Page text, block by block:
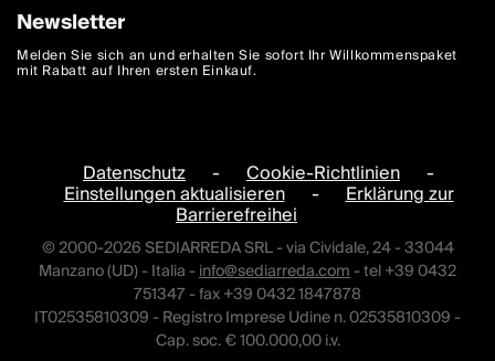
Newsletter
Melden Sie sich an und erhalten Sie sofort Ihr Willkommenspaket
mit Rabatt auf Ihren ersten Einkauf.
Datenschutz - Cookie-Richtlinien -
Einstellungen aktualisieren - Erklärung zur
Barrierefreihei
© 2000-2026 SEDIARREDA SRL - via Cividale, 24 - 33044
Manzano (UD) - Italia -info@sediarreda.com- tel +39 0432
751347 - fax +39 0432 1847878
IT02535810309 - Registro Imprese Udine n. 02535810309 -
Cap. soc. € 100.000,00 i.v.